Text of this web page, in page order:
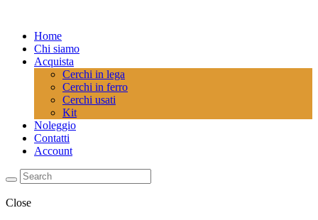
Home
Chi siamo
Acquista
Cerchi in lega
Cerchi in ferro
Cerchi usati
Kit
Noleggio
Contatti
Account
Close